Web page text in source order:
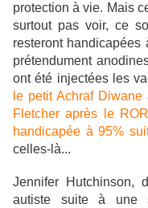
protection à vie. Mais
surtout pas voir, ce
resteront
prétendument
ont été injectées les
le petit Achraf Diwane
Fletcher après le ROR
handicapée à 95%
celles-là...
Jennifer Hutchinson,
autiste suite à une